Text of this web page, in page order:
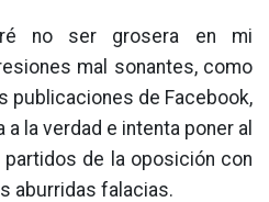
no ser grosera en mi
mal sonantes, como
publicaciones de Facebook,
la verdad e intenta poner al
de la oposición con
aburridas falacias.